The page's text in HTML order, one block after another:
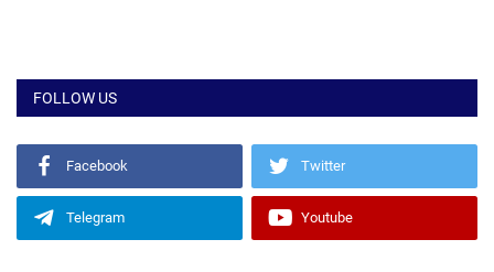
FOLLOW US
Facebook Twitter
Telegram Youtube